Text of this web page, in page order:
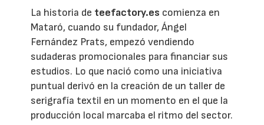
La historia de teefactory.es comienza en
Mataró, cuando su fundador, Ángel
Fernández Prats, empezó vendiendo
sudaderas promocionales para financiar sus
estudios. Lo que nació como una iniciativa
puntual derivó en la creación de un taller de
serigrafía textil en un momento en el que la
producción local marcaba el ritmo del sector.